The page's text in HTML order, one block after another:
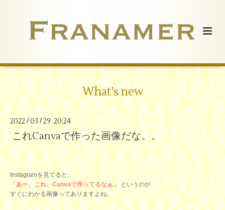
What's new
2022/03 /29 20:24
これCanvaで作った画像だな。。
Instagramを見てると、
「あー、これ、Canvaで作ってるなぁ」
というのが
すぐにわかる画像ってありますよね。